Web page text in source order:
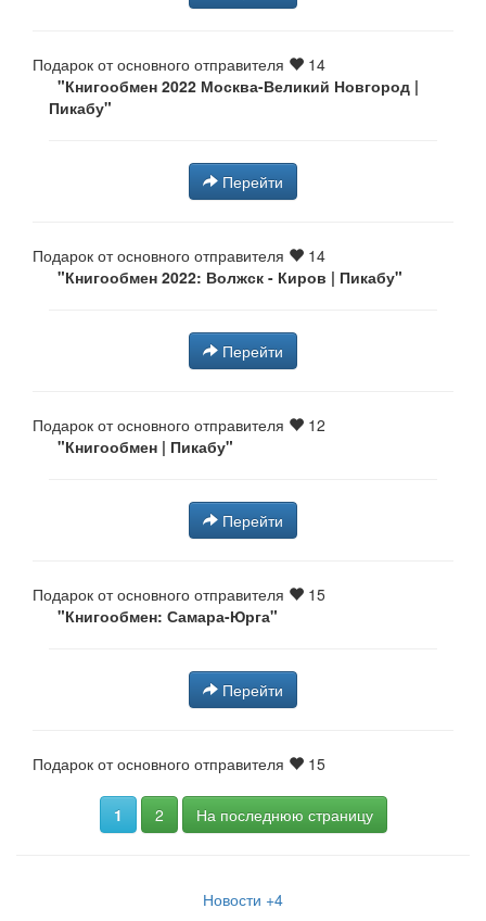
Подарок от основного отправителя
14
"Книгообмен 2022 Москва-Великий Новгород |
Пикабу"
Перейти
Подарок от основного отправителя
14
"Книгообмен 2022: Волжск - Киров⁠⁠ | Пикабу"
Перейти
Подарок от основного отправителя
12
"Книгообмен | Пикабу"
Перейти
Подарок от основного отправителя
15
"Книгообмен: Самара-Юрга"
Перейти
Подарок от основного отправителя 15
1 2 На последнюю страницу
Новости +4